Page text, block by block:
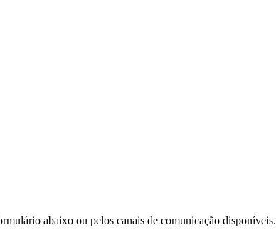
abaixo ou pelos canais de comunicação disponíveis.